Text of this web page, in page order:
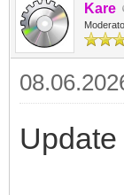
Kare